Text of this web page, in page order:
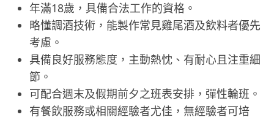
年滿18歲，具備合法工作的資格。
略懂調酒技術，能製作常見雞尾酒及飲料者優先
考慮。
具備良好服務態度，主動熱忱、有耐心且注重細
節。
可配合週末及假期前夕之班表安排，彈性輪班。
有餐飲服務或相關經驗者尤佳，無經驗者可培